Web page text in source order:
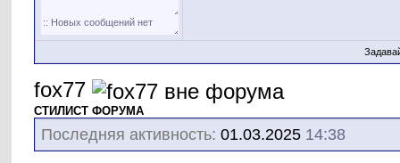
fox77
СТИЛИСТ ФОРУМА
Последняя активность: 01.03.2025 14:38